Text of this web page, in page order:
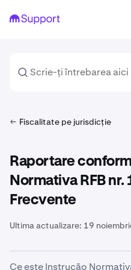
Fiscalitate pe jurisdicție
Raportare
Normativa RFB
Frecvente
Ultima actualizare: 19
Ce este Instrução